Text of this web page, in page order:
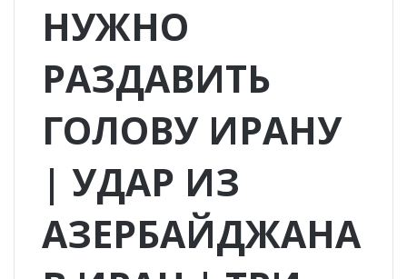
НУЖНО
РАЗДАВИТЬ
ГОЛОВУ ИРАНУ
| УДАР ИЗ
АЗЕРБАЙДЖАНА